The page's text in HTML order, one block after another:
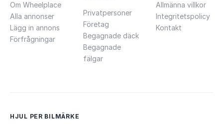
Om Wheelplace
Alla annonser
Lägg in annons
Förfrågningar
Privatpersoner
Företag
Begagnade däck
Begagnade
fälgar
Allmänna villkor
Integritetspolicy
Kontakt
HJUL PER BILMÄRKE